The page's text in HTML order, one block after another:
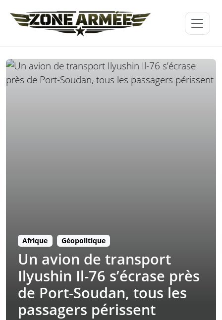
Afrique Géopolitique
Un avion de transport
Ilyushin Il-76 s’écrase près
de Port-Soudan, tous les
passagers périssent